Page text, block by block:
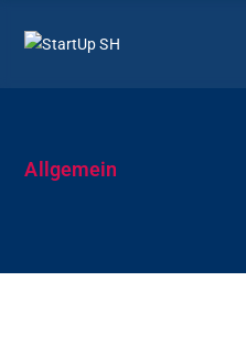
Allgemein